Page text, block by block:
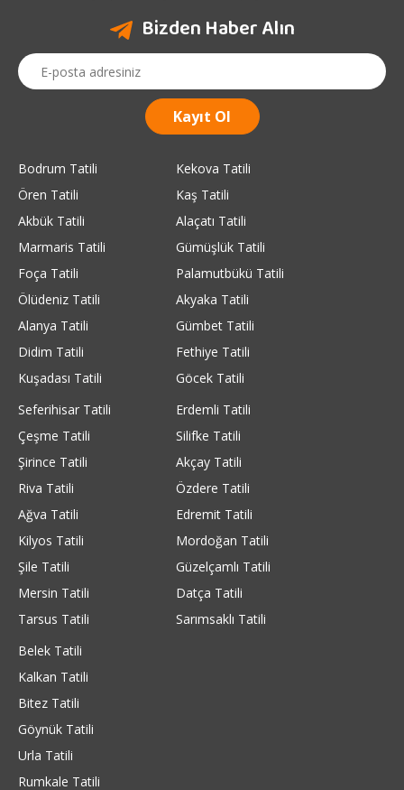
Bizden Haber Alın
Bodrum Tatili
Ören Tatili
Akbük Tatili
Marmaris Tatili
Foça Tatili
Ölüdeniz Tatili
Alanya Tatili
Didim Tatili
Kuşadası Tatili
Kekova Tatili
Kaş Tatili
Alaçatı Tatili
Gümüşlük Tatili
Palamutbükü Tatili
Akyaka Tatili
Gümbet Tatili
Fethiye Tatili
Göcek Tatili
Seferihisar Tatili
Çeşme Tatili
Şirince Tatili
Riva Tatili
Ağva Tatili
Kilyos Tatili
Şile Tatili
Mersin Tatili
Tarsus Tatili
Erdemli Tatili
Silifke Tatili
Akçay Tatili
Özdere Tatili
Edremit Tatili
Mordoğan Tatili
Güzelçamlı Tatili
Datça Tatili
Sarımsaklı Tatili
Belek Tatili
Kalkan Tatili
Bitez Tatili
Göynük Tatili
Urla Tatili
Rumkale Tatili